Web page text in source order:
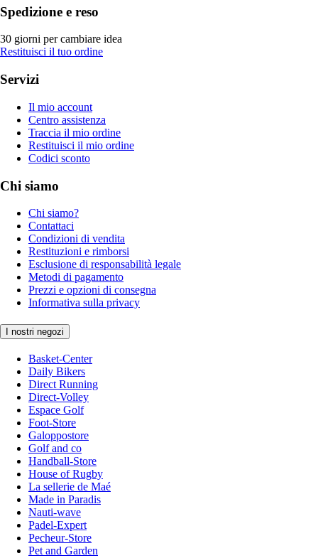
Spedizione e reso
30 giorni per cambiare idea
Restituisci il tuo ordine
Servizi
Il mio account
Centro assistenza
Traccia il mio ordine
Restituisci il mio ordine
Codici sconto
Chi siamo
Chi siamo?
Contattaci
Condizioni di vendita
Restituzioni e rimborsi
Esclusione di responsabilità legale
Metodi di pagamento
Prezzi e opzioni di consegna
Informativa sulla privacy
I nostri negozi
Basket-Center
Daily Bikers
Direct Running
Direct-Volley
Espace Golf
Foot-Store
Galoppostore
Golf and co
Handball-Store
House of Rugby
La sellerie de Maé
Made in Paradis
Nauti-wave
Padel-Expert
Pecheur-Store
Pet and Garden